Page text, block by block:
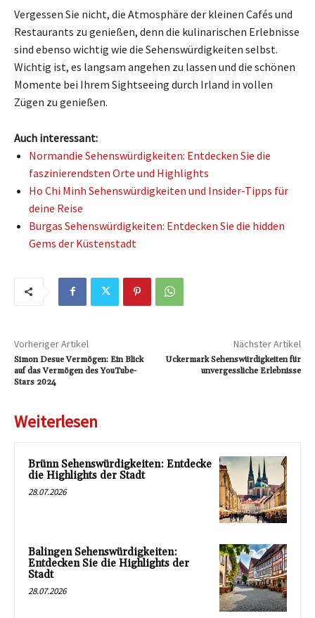
Vergessen Sie nicht, die Atmosphäre der kleinen Cafés und
Restaurants zu genießen, denn die kulinarischen Erlebnisse
sind ebenso wichtig wie die Sehenswürdigkeiten selbst.
Wichtig ist, es langsam angehen zu lassen und die schönen
Momente bei Ihrem Sightseeing durch Irland in vollen
Zügen zu genießen.
Auch interessant:
Normandie Sehenswürdigkeiten: Entdecken Sie die
faszinierendsten Orte und Highlights
Ho Chi Minh Sehenswürdigkeiten und Insider-Tipps für
deine Reise
Burgas Sehenswürdigkeiten: Entdecken Sie die hidden
Gems der Küstenstadt
Vorheriger Artikel
Simon Desue Vermögen: Ein Blick
auf das Vermögen des YouTube-
Stars 2024
Nächster Artikel
Uckermark Sehenswürdigkeiten für
unvergessliche Erlebnisse
Weiterlesen
Brünn Sehenswürdigkeiten: Entdecke
die Highlights der Stadt
28.07.2026
Balingen Sehenswürdigkeiten:
Entdecken Sie die Highlights der
Stadt
28.07.2026